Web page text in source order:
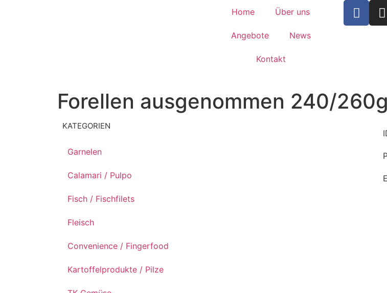
Home Über uns
Angebote News
Kontakt
Forellen ausgenommen 240/260g
KATEGORIEN
Garnelen
Calamari / Pulpo
Fisch / Fischfilets
Fleisch
Convenience / Fingerfood
Kartoffelprodukte / Pilze